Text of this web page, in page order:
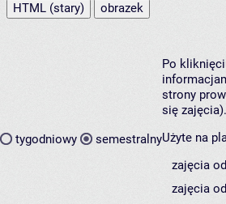
HTML (stary)
obrazek
tygodniowy semestralny
Po
strony
się zajęcia).
Użyte na
zajęcia
zajęcia